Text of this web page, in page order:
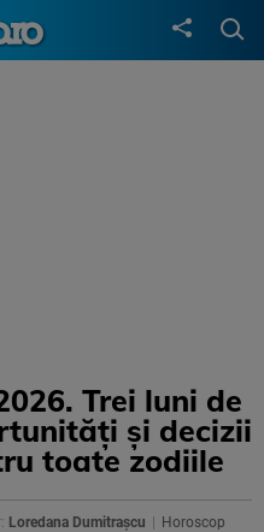
Trei luni de
și decizii
toate zodiile
Loredana Dumitrașcu Horoscop